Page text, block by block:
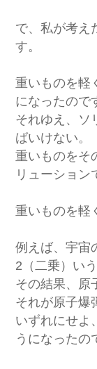
で、私が考え
す。
重いものを軽
になったので
それゆえ、ソ
ばいけない。
重いものをそ
リューション
重いものを軽
例えば、宇宙
2（二乗）い
その結果、原
それが原子爆
いずれにせよ
うになったの